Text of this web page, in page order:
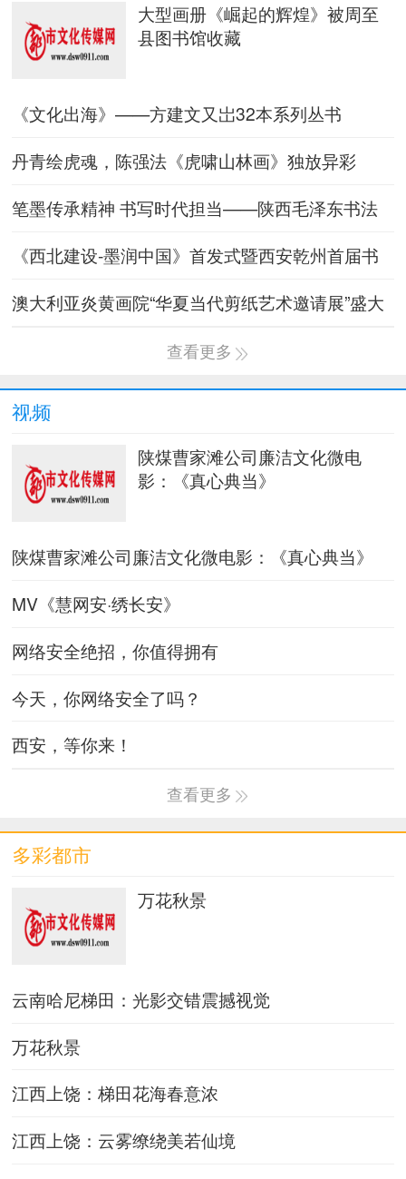
大型画册《崛起的辉煌》被周至
县图书馆收藏
《文化出海》——方建文又岀32本系列丛书
丹青绘虎魂，陈强法《虎啸山林画》独放异彩
笔墨传承精神 书写时代担当——陕西毛泽东书法
《西北建设-墨润中国》首发式暨西安乾州首届书
澳大利亚炎黄画院“华夏当代剪纸艺术邀请展”盛大
查看更多
视频
陕煤曹家滩公司廉洁文化微电
影：《真心典当》
陕煤曹家滩公司廉洁文化微电影：《真心典当》
MV《慧网安·绣长安》
网络安全绝招，你值得拥有
今天，你网络安全了吗？
西安，等你来！
查看更多
多彩都市
万花秋景
云南哈尼梯田：光影交错震撼视觉
万花秋景
江西上饶：梯田花海春意浓
江西上饶：云雾缭绕美若仙境